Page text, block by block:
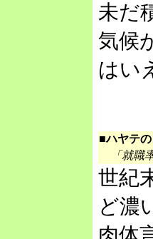
未だ
気候
はい
■ハヤテの
「就職
世紀
ど濃